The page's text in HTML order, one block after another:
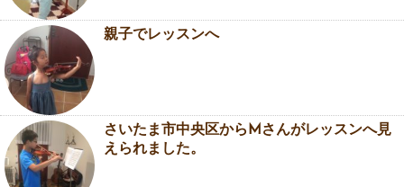
親子でレッスンへ
さいたま市中央区からMさんがレッスンへ見
えられました。